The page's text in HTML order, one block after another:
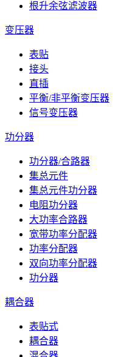
根升余弦滤波器
变压器
表贴
接头
直插
平衡/非平衡变压器
信号变压器
功分器
功分器/合路器
集总元件
集总元件功分器
电阻功分器
大功率合路器
宽带功率分配器
功率分配器
双向功率分配器
功分器
耦合器
表贴式
耦合器